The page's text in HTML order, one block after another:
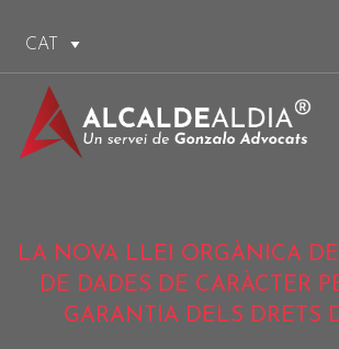
LA NOVA LLEI ORGÀNICA
DE DADES DE CARÀCTER
GARANTIA DELS DRETS